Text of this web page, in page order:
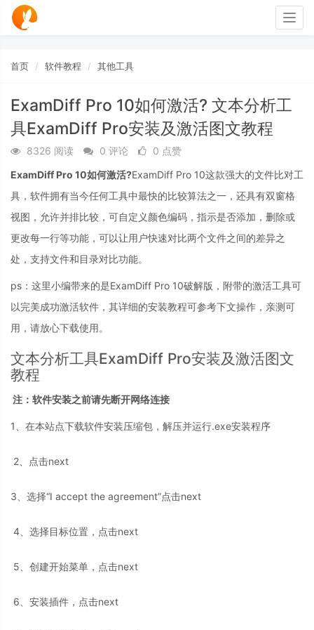
首页 软件教程 其他工具
ExamDiff Pro 10如何激活? 文本分析工
具ExamDiff Pro安装及激活图文教程
8326 阅读 0 评论
0 点赞
ExamDiff Pro 10如何激活?ExamDiff Pro 10这款强大的文件比对工
具，软件拥有当今任何工具中最快的比较算法之一，还具有双窗格
视图，允许并排比较，可自定义颜色编码，指示是否添加，删除或
更改每一行等功能，可以让用户快速对比两个文件之间的差异之
处，支持文件和目录对比功能。
ps：这里小编带来的是ExamDiff Pro 10破解版，附带的激活工具可
以完美成功激活软件，其详细的安装教程可参考下文操作，亲测可
用，请放心下载使用。
文本分析工具ExamDiff Pro安装及激活图文
教程
注：软件安装之前请先断开网络连接
1、在本站点下载软件安装压缩包，解压并运行.exe安装程序
2、点击next
3、选择“I accept the agreement”点击next
4、选择目标位置，点击next
5、创建开始菜单，点击next
6、安装插件，点击next